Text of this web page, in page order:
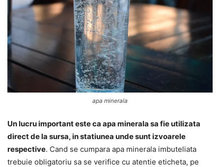
apa minerala
Un lucru important este ca apa minerala sa fie utilizata
direct de la sursa, in statiunea unde sunt izvoarele
respective. Cand se cumpara apa minerala imbuteliata
trebuie obligatoriu sa se verifice cu atentie eticheta, pe